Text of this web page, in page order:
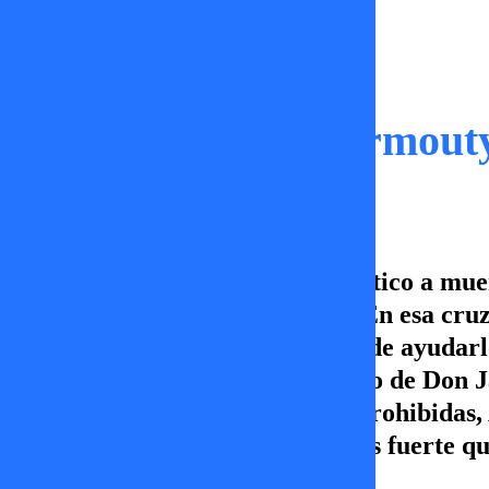
Infieles | Matiné
En Infieles, Aureliano es un fanático a
su ídolo contra viento y marea. En esa
sin compartir su fanatismo, decide
y, además, vive el constante acoso de
“desinteresadas” y tentaciones
donde la pasión puede bailar más fuerte